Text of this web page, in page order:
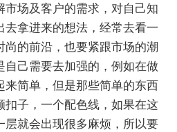
市场及客户的需求，对自己知
去拿进来的想法，经常去看一
的前沿，也要紧跟市场的潮
自己需要去加强的，例如在做
简单，但是那些简单的东西
扣子，一个配色线，如果在这
层就会出现很多麻烦，所以要